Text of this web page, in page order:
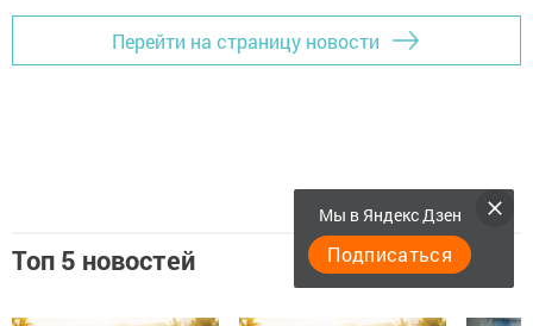
Перейти на страницу новости
Топ 5 новостей
Мы в Яндекс Дзен
Подписаться